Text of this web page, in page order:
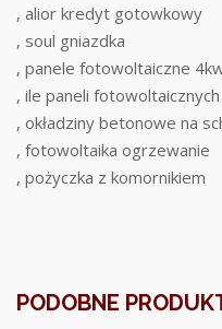
, alior kredyt gotowkowy
, soul gniazdka
, panele fotowoltaiczne
, ile paneli
, okładziny betonowe na
, fotowoltaika ogrzewanie
, pożyczka z komornikiem
PODOBNE